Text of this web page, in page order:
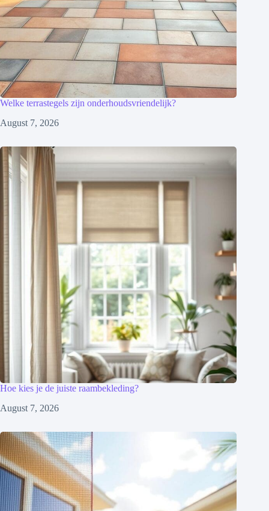
Welke terrastegels zijn onderhoudsvriendelijk?
August 7, 2026
Hoe kies je de juiste raambekleding?
August 7, 2026